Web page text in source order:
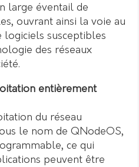
large éventail de
ouvrant ainsi la voie au
susceptibles
des réseaux
entièrement
du réseau
le nom de QNodeOS,
ce qui
peuvent être